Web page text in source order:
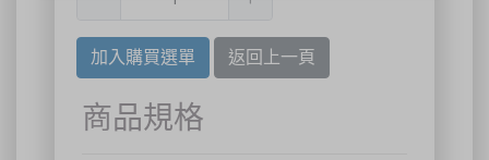
加入購買選單 返回上一頁
商品規格
📍 上課地點／主辦資訊
祐昕技術股份有限公司（祐大-台中分公司）
主辦單位